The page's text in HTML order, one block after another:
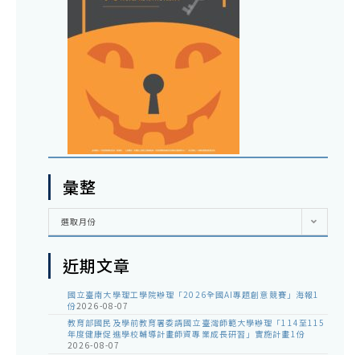
彙整
彙
選取月份
近期文章
國立臺南大學理工學院辦理「2026全國AI專題創意競賽」海報1
份2026-08-07
教育部國民及學前教育署委請國立臺灣師範大學辦理「114至115
年度健康促進學校輔導計畫師資專業成長研習」實施計畫1份
2026-08-07